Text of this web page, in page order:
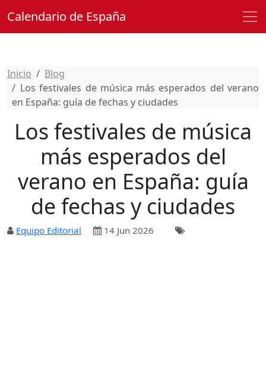
Calendario de España
Inicio
Blog
Los festivales de música más esperados del verano
en España: guía de fechas y ciudades
Los festivales de música
más esperados del
verano en España: guía
de fechas y ciudades
Equipo Editorial 14 Jun 2026